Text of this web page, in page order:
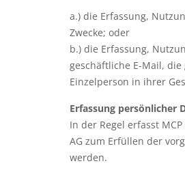
a.) die Erfassung,
Zwecke; oder
b.) die Erfassung,
geschäftliche E-Mail,
Einzelperson in ihrer
Erfassung persönlicher
In der Regel erfasst
AG zum Erfüllen der
werden.